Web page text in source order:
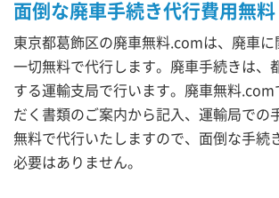
面倒な廃車手続き代行費用無料
東京都葛飾区の廃車無料.comは、廃車に
一切無料で代行します。廃車手続きは、
する運輸支局で行います。廃車無料
だく書類のご案内から記入、運輸局での
無料で代行いたしますので、面倒な手続
必要はありません。